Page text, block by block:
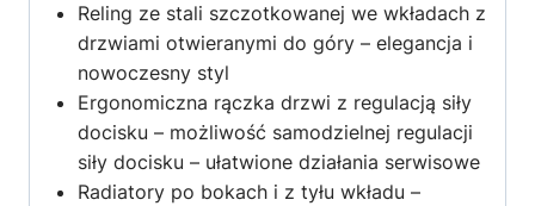
Reling ze stali szczotkowanej we wkładach z
drzwiami otwieranymi do góry – elegancja i
nowoczesny styl
Ergonomiczna rączka drzwi z regulacją siły
docisku – możliwość samodzielnej regulacji
siły docisku – ułatwione działania serwisowe
Radiatory po bokach i z tyłu wkładu –